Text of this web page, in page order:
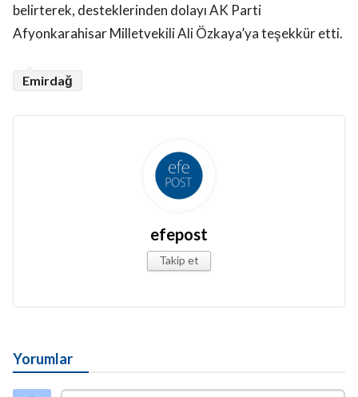
belirterek, desteklerinden dolayı AK Parti
Afyonkarahisar Milletvekili Ali Özkaya’ya teşekkür etti.
Emirdağ
efepost
Takip et
Yorumlar